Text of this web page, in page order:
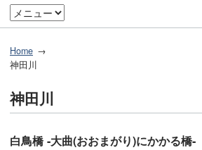
Home
神田川
神田川
白鳥橋 -大曲(おおまがり)にかかる橋-